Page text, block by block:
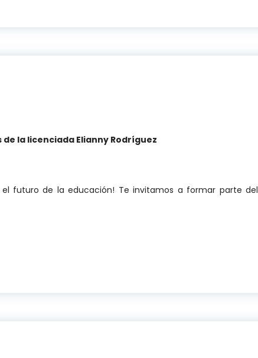
la licenciada Elianny Rodríguez
futuro de la educación! Te invitamos a formar parte
Impresiones de la licenciada Elianny